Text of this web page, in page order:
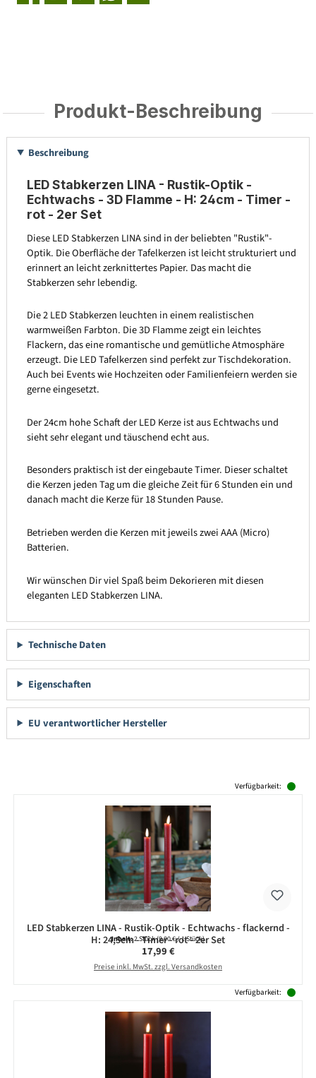
Produkt-Beschreibung
Beschreibung
LED Stabkerzen LINA - Rustik-Optik -
Echtwachs - 3D Flamme - H: 24cm - Timer -
rot - 2er Set
Diese LED Stabkerzen LINA sind in der beliebten "Rustik"-
Optik. Die Oberfläche der Tafelkerzen ist leicht strukturiert und
erinnert an leicht zerknittertes Papier. Das macht die
Stabkerzen sehr lebendig.
Die 2 LED Stabkerzen leuchten in einem realistischen
warmweißen Farbton. Die 3D Flamme zeigt ein leichtes
Flackern, das eine romantische und gemütliche Atmosphäre
erzeugt. Die LED Tafelkerzen sind perfekt zur Tischdekoration.
Auch bei Events wie Hochzeiten oder Familienfeiern werden sie
gerne eingesetzt.
Der 24cm hohe Schaft der LED Kerze ist aus Echtwachs und
sieht sehr elegant und täuschend echt aus.
Besonders praktisch ist der eingebaute Timer. Dieser schaltet
die Kerzen jeden Tag um die gleiche Zeit für 6 Stunden ein und
danach macht die Kerze für 18 Stunden Pause.
Betrieben werden die Kerzen mit jeweils zwei AAA (Micro)
Batterien.
Wir wünschen Dir viel Spaß beim Dekorieren mit diesen
eleganten LED Stabkerzen LINA.
Technische Daten
Eigenschaften
EU verantwortlicher Hersteller
Verfügbarkeit:
LED Stabkerzen LINA - Rustik-Optik - Echtwachs - flackernd -
H: 24,5cm - Timer - rot - 2er Set
Inhalt:2 Stück(9,00 € / 1 Stück)
Regulärer Preis:
17,99 €
Preise inkl. MwSt. zzgl. Versandkosten
Verfügbarkeit: